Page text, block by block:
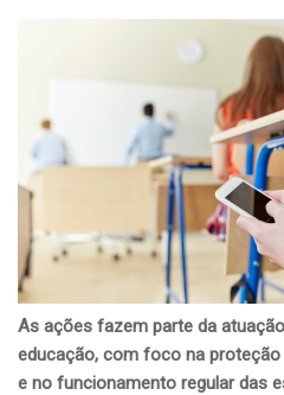
As ações fazem parte da
educação, com foco na
e no funcionamento regular das